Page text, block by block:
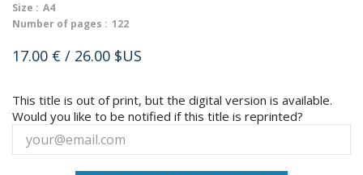
Size : A4
Number of pages : 122
17.00 € / 26.00 $US
This title is out of print, but the digital version is available.
Would you like to be notified if this title is reprinted?